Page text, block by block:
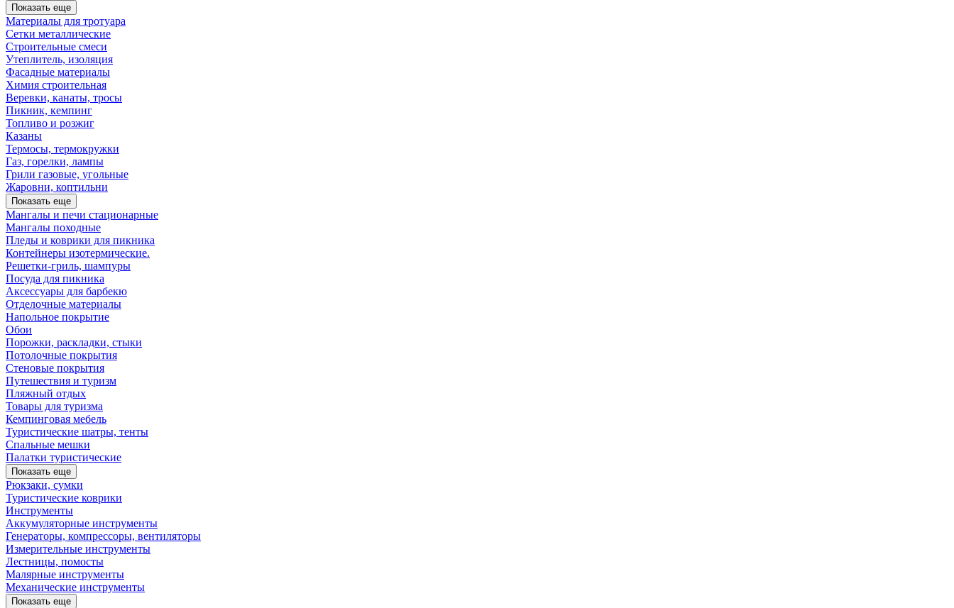
Показать еще
Материалы для тротуара
Сетки металлические
Строительные смеси
Утеплитель, изоляция
Фасадные материалы
Химия строительная
Веревки, канаты, тросы
Пикник, кемпинг
Топливо и розжиг
Казаны
Термосы, термокружки
Газ, горелки, лампы
Грили газовые, угольные
Жаровни, коптильни
Показать еще
Мангалы и печи стационарные
Мангалы походные
Пледы и коврики для пикника
Контейнеры изотермические.
Решетки-гриль, шампуры
Посуда для пикника
Аксессуары для барбекю
Отделочные материалы
Напольное покрытие
Обои
Порожки, раскладки, стыки
Потолочные покрытия
Стеновые покрытия
Путешествия и туризм
Пляжный отдых
Товары для туризма
Кемпинговая мебель
Туристические шатры, тенты
Спальные мешки
Палатки туристические
Показать еще
Рюкзаки, сумки
Туристические коврики
Инструменты
Аккумуляторные инструменты
Генераторы, компрессоры, вентиляторы
Измерительные инструменты
Лестницы, помосты
Малярные инструменты
Механические инструменты
Показать еще